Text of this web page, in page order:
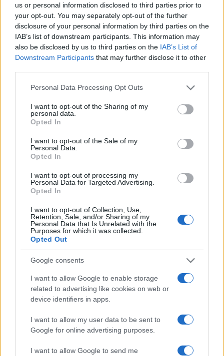
us or personal information disclosed to third parties prior to
your opt-out. You may separately opt-out of the further
disclosure of your personal information by third parties on the
IAB’s list of downstream participants. This information may
also be disclosed by us to third parties on the IAB’s List of
Downstream Participants that may further disclose it to other
Please note that this website/app uses one or more Google
not limited to your visit or usage behaviour. You may click to
grant or deny consent to Google and its third-party tags to
use your data for below specified purposes in below Google
consent section.
Personal Data Processing Opt Outs
I want to opt-out of the Sharing of my
personal data.
Opted In
I want to opt-out of the Sale of my
Personal Data.
Opted In
I want to opt-out of processing my
Personal Data for Targeted Advertising.
Opted In
I want to opt-out of Collection, Use,
Retention, Sale, and/or Sharing of my
Personal Data that Is Unrelated with the
Purposes for which it was collected.
Opted Out
Google consents
I want to allow Google to enable storage
related to advertising like cookies on web or
device identifiers in apps.
I want to allow my user data to be sent to
Google for online advertising purposes.
I want to allow Google to send me
της Ζωής μας
το ελληνικό καλοκαίρι και ένας
πολιτισμός που μας ενώνει κάθε μέρα.
ΟΣΑ ΧΡΕΙΑΖΕΣΑΙ